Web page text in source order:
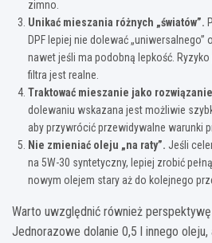
zimno.
Unikać mieszania różnych „światów”.
DPF lepiej nie dolewać
nawet jeśli ma podobną lepkość.
filtra jest realne.
Traktować mieszanie jako
dolewaniu wskazana jest możliwie
aby przywrócić przewidywalne warunki
Nie zmieniać oleju „na raty”. Jeśli
na 5W-30 syntetyczny, lepiej zrobić
nowym olejem stary aż do kolejnego
Warto uwzględnić również
Jednorazowe dolanie 0,5 l innego